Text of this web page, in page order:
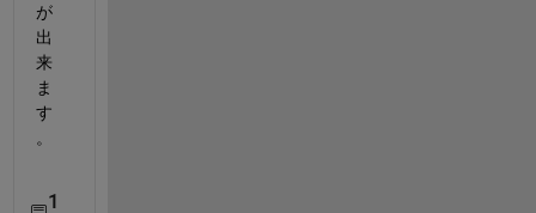
が
出
来
ま
す
。
1